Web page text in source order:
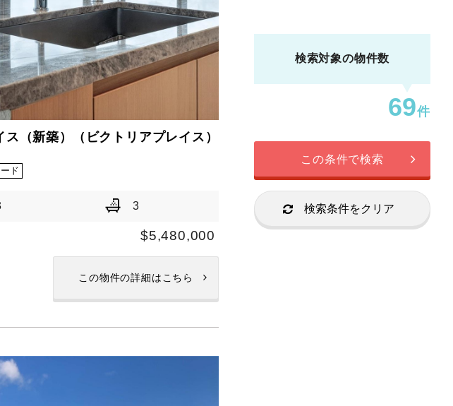
（新築）（ビクトリアプレイス）
ド
3
$5,480,000
この物件の詳細はこちら
検索対象の物件数
69件
この条件で検索
検索条件をクリア